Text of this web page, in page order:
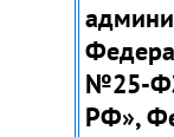
№25-
РФ»,